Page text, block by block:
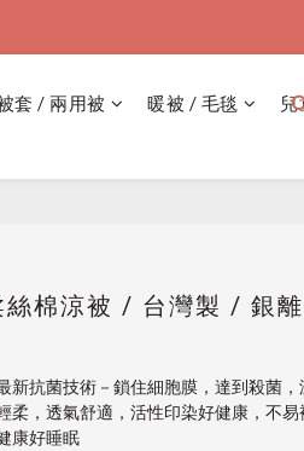
套 / 兩用被 暖被 / 毛毯
絲棉涼被 / 台灣製 / 銀
新抗菌技術－鎖住細胞膜，達到殺菌，
柔，透氣舒適，活性印染好健康，不
康好睡眠